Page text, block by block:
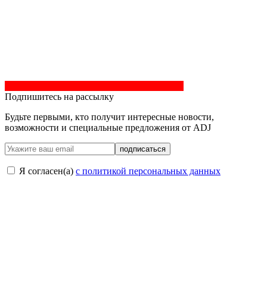
Подпишитесь на рассылку
Будьте первыми, кто получит интересные новости,
возможности и специальные предложения от ADJ
подписаться
Я согласен(a) с политикой персональных данных